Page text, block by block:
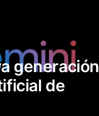
generación
de